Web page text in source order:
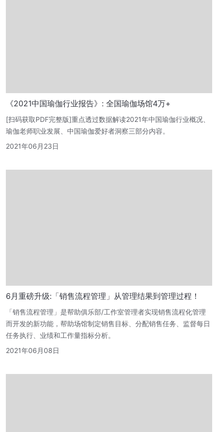
《2021中国瑜伽行业报告》: 全国瑜伽场馆4万+
[扫码获取PDF完整版]重点透过数据解读2021年中国瑜伽行业概况、
瑜伽老师职业发展、中国瑜伽爱好者洞察三部分内容。
2021年06月23日
6月重磅升级:「销售流程管理」从管理结果到管理过程！
「销售流程管理」是帮助俱乐部/工作室管理者实现销售流程化管理
而开发的新功能，帮助场馆制定销售目标、分配销售任务、监督每日
任务执行、业绩和工作量指标分析。
2021年06月08日